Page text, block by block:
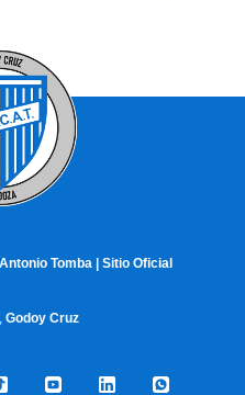
Tomba | Sitio Oficial
Godoy Cruz